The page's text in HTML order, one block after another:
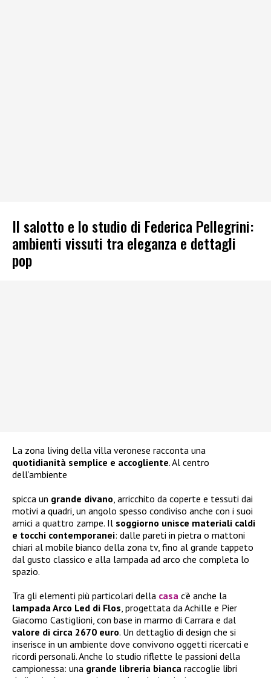
Il salotto e lo studio di Federica Pellegrini:
ambienti vissuti tra eleganza e dettagli
pop
La zona living della villa veronese racconta una
quotidianità semplice e accogliente. Al centro
dell’ambiente
spicca un grande divano, arricchito da coperte e tessuti dai
motivi a quadri, un angolo spesso condiviso anche con i suoi
amici a quattro zampe. Il soggiorno unisce materiali caldi
e tocchi contemporanei: dalle pareti in pietra o mattoni
chiari al mobile bianco della zona tv, fino al grande tappeto
dal gusto classico e alla lampada ad arco che completa lo
spazio.
Tra gli elementi più particolari della casa c’è anche la
lampada Arco Led di Flos, progettata da Achille e Pier
Giacomo Castiglioni, con base in marmo di Carrara e dal
valore di circa 2670 euro. Un dettaglio di design che si
inserisce in un ambiente dove convivono oggetti ricercati e
ricordi personali. Anche lo studio riflette le passioni della
campionessa: una grande libreria bianca raccoglie libri